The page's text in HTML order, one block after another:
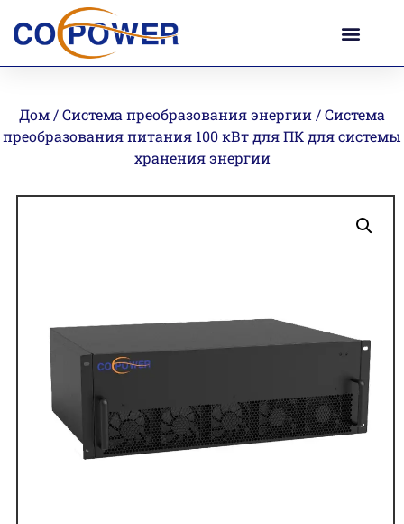
Дом /Система преобразования энергии / Система
преобразования питания 100 кВт для ПК для системы
хранения энергии